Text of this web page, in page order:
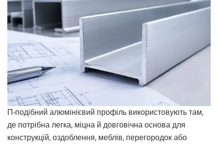
П-подібний алюмінієвий профіль використовують там,
де потрібна легка, міцна й довговічна основа для
конструкцій, оздоблення, меблів, перегородок або